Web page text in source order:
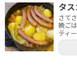
タ
さて
晩ご
ティ